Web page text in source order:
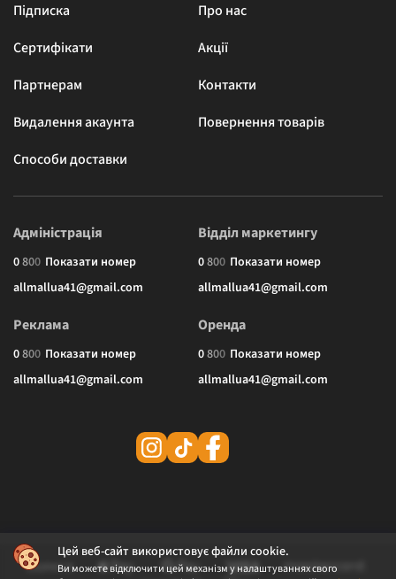
Цей веб-сайт використовує файли cookie.
Ви можете відключити цей механізм у налаштуваннях свого
Підписка
Про нас
Сертифікати
Акції
Партнерам
Контакти
Видалення акаунта
Повернення товарів
Способи доставки
Адміністрація
0800 Показати номер
allmallua41@gmail.com
Відділ маркетингу
0800 Показати номер
allmallua41@gmail.com
Реклама
0800 Показати номер
allmallua41@gmail.com
Оренда
0800 Показати номер
allmallua41@gmail.com